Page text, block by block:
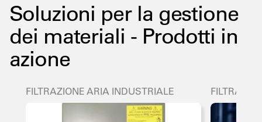
Soluzioni per la gestione
dei materiali - Prodotti in
azione
FILTRAZIONE ARIA INDUSTRIALE